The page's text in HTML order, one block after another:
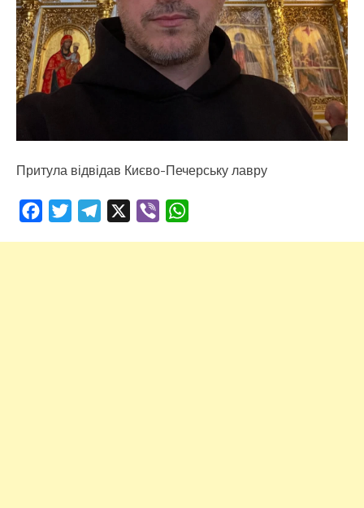
Притула відвідав Києво-Печерську лавру
FacebookTwitterTelegram Viber